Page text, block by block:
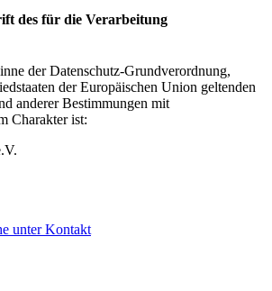
des für die Verarbeitung
der Datenschutz-Grundverordnung,
der Europäischen Union geltenden
anderer Bestimmungen mit
Charakter ist:
unter Kontakt